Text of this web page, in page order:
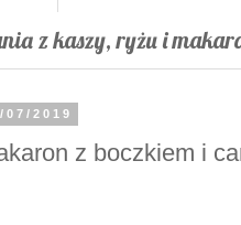
z kaszy, ryżu i
07/2019
z boczkiem i